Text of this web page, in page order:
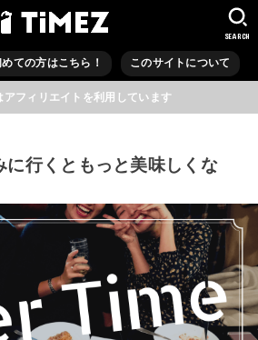
めての方はこちら！ このサイトについて
SEARCH
アフィリエイトを利用しています
に行くともっと美味しくな